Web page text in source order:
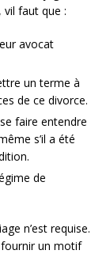
faut que :
avocat
un terme à
de ce divorce.
faire entendre
s’il a été
de
n’est requise.
fournir un motif